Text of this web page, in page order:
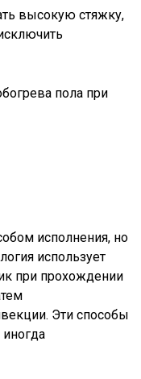
высокую стяжку,
пола при
исполнения, но
использует
при прохождении
Эти способы